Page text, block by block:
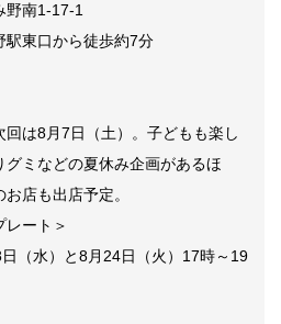
野南1-17-1
駅東口から徒歩約7分
回は8月7日（土）。子どもも楽し
ミなどの夏休み企画があるほ
店も出店予定。
レート＞
日（水）と8月24日（火） 17時～ 19